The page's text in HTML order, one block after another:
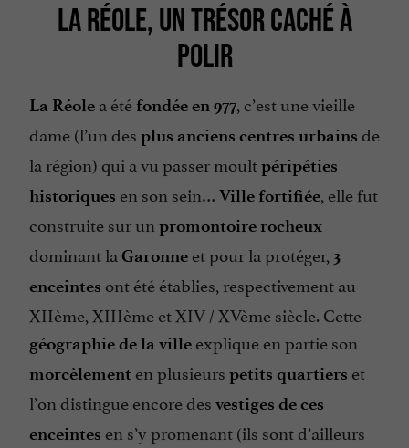
LA RÉOLE, UN TRÉSOR CACHÉ À
POLIR
La Réole a été fondée en 977, c’est une vieille
dame (l’un des plus anciens centres urbains de
la région) qui a vu passer moultpéripéties
historiques en son sein… Ville fortifiée, elle fut
construite sur un promontoire rocheux
dominant la Garonne et pour la protéger, 3
enceintes ont été établies, respectivement au
XIIème, XIIIème et XIV / XVème siècle. Cette
géographie de la ville explique en partie son
morcèlement en plusieurs petits quartiers et
l’on distingue encore des vestiges de ces
enceintes en s’y promenant (ils sont d’ailleurs